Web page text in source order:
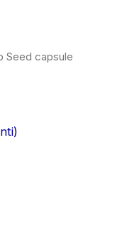
Seed capsule